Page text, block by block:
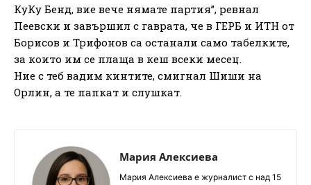
КуКу Бенд, вие вече нямате партия”, ревнал
Пеевски и завършил с гаврата, че в ГЕРБ и ИТН от
Борисов и Трифонов са останали само табелките,
за които им се плаща в кеш всеки месец.
Ние с теб вадим кинтите, смигнал Шиши на
Орлин, а те папкат и слушкат.
Мария Алексиева
Мария Алексиева е журналист с над 15